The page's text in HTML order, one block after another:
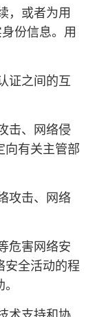
，或者为用
份信息。用
证之间的互
击、网络侵
向有关主管部
攻击、网络
危害网络安
安全活动的程